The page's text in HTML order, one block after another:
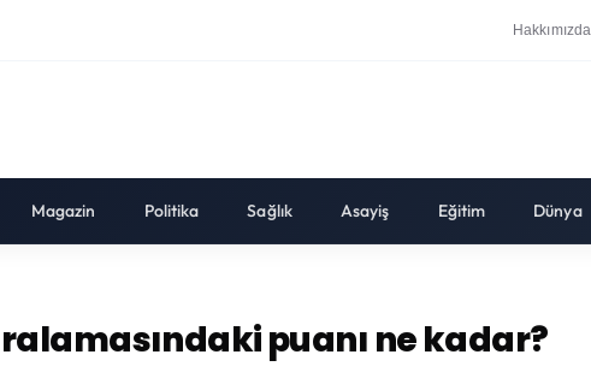
Hakkımızda
Magazin Politika Sağlık Asayiş Eğitim Dünya
puanı ne kadar?